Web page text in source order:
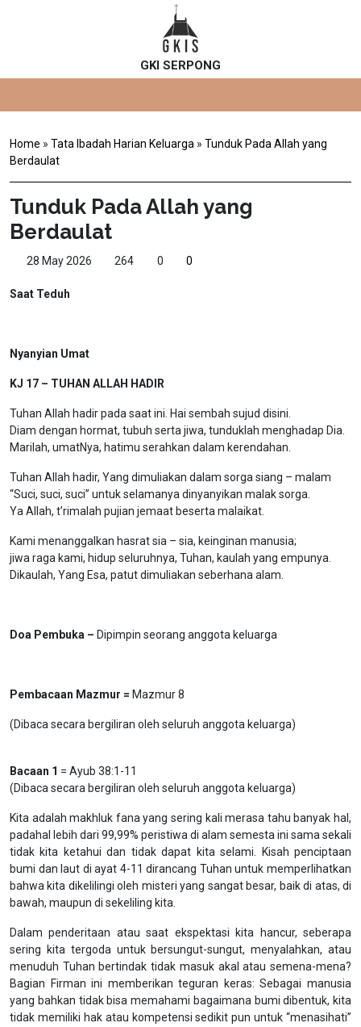
GKI SERPONG
Home » Tata Ibadah Harian Keluarga » Tunduk Pada Allah yang
Berdaulat
Tunduk Pada Allah yang
Berdaulat
28 May 2026 264 0 0
Saat Teduh
Nyanyian Umat
KJ 17 – TUHAN ALLAH HADIR
Tuhan Allah hadir pada saat ini. Hai sembah sujud disini.
Diam dengan hormat, tubuh serta jiwa, tunduklah menghadap Dia.
Marilah, umatNya, hatimu serahkan dalam kerendahan.
Tuhan Allah hadir, Yang dimuliakan dalam sorga siang – malam
“Suci, suci, suci” untuk selamanya dinyanyikan malak sorga.
Ya Allah, t’rimalah pujian jemaat beserta malaikat.
Kami menanggalkan hasrat sia – sia, keinginan manusia;
jiwa raga kami, hidup seluruhnya, Tuhan, kaulah yang empunya.
Dikaulah, Yang Esa, patut dimuliakan seberhana alam.
Doa Pembuka – Dipimpin seorang anggota keluarga
Pembacaan Mazmur = Mazmur 8
(Dibaca secara bergiliran oleh seluruh anggota keluarga)
Bacaan 1 = Ayub 38:1-11
(Dibaca secara bergiliran oleh seluruh anggota keluarga)
Kita adalah makhluk fana yang sering kali merasa tahu banyak hal,
padahal lebih dari 99,99% peristiwa di alam semesta ini sama sekali
tidak kita ketahui dan tidak dapat kita selami. Kisah penciptaan
bumi dan laut di ayat 4-11 dirancang Tuhan untuk memperlihatkan
bahwa kita dikelilingi oleh misteri yang sangat besar, baik di atas, di
bawah, maupun di sekeliling kita.
Dalam penderitaan atau saat ekspektasi kita hancur, seberapa
sering kita tergoda untuk bersungut-sungut, menyalahkan, atau
menuduh Tuhan bertindak tidak masuk akal atau semena-mena?
Bagian Firman ini memberikan teguran keras: Sebagai manusia
yang bahkan tidak bisa memahami bagaimana bumi dibentuk, kita
tidak memiliki hak atau kompetensi sedikit pun untuk “menasihati”